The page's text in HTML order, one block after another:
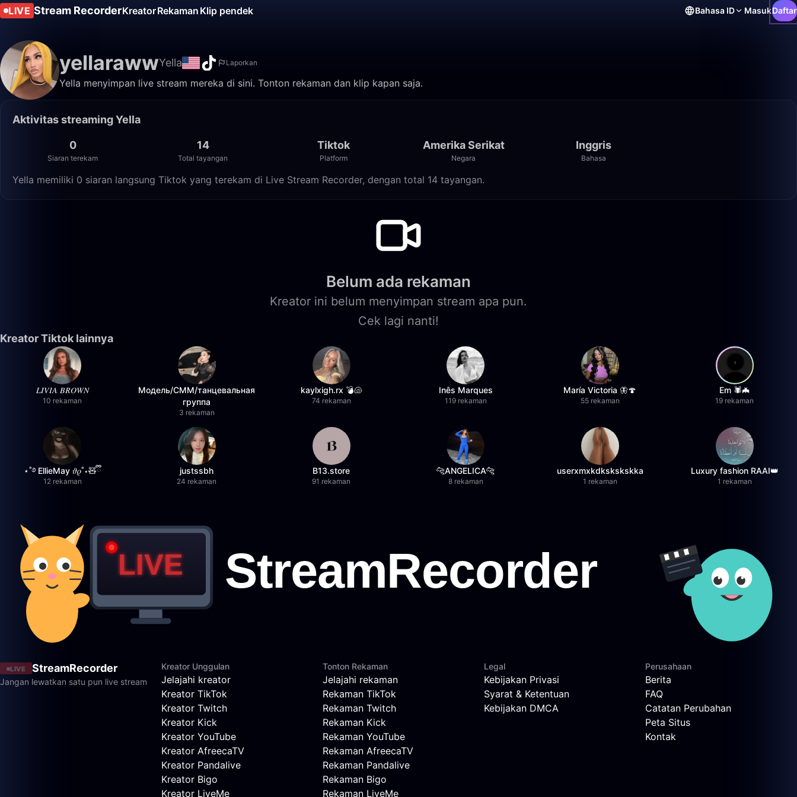
LIVE Stream RecorderKreatorRekaman Klip pendek Bahasa ID MasukDaftar
yellarawwYella Laporkan
Yella menyimpan live stream mereka di sini. Tonton rekaman dan klip kapan saja.
Aktivitas streaming Yella
0
Siaran terekam
14
Total tayangan
Tiktok
Platform
Amerika Serikat
Negara
Inggris
Bahasa
Yella memiliki 0 siaran langsung Tiktok yang terekam di Live Stream Recorder, dengan total 14 tayangan.
Belum ada rekaman
Kreator ini belum menyimpan stream apa pun.
Cek lagi nanti!
Kreator Tiktok lainnya
𝐿𝐼𝑉𝐼𝐴 𝐵𝑅𝑂𝑊𝑁
10 rekaman
Модель/СММ/танцевальная
группа
3 rekaman
kaylxigh.rx 💣🐚
74 rekaman
Inês Marques
119 rekaman
María Victoria 🦋🍄
55 rekaman
Em 🕷️🦇
19 rekaman
⋆˚࿔ EllieMay 𝜗𝜚˚⋆🧸ྀི
12 rekaman
justssbh
24 rekaman
B13.store
91 rekaman
🐆ANGELICA🐆
8 rekaman
userxmxkdkskskskka
1 rekaman
Luxury fashion RAAI👑
1 rekaman
LIVE StreamRecorder
Jangan lewatkan satu pun live stream
Kreator Unggulan
Jelajahi kreator
Kreator TikTok
Kreator Twitch
Kreator Kick
Kreator YouTube
Kreator AfreecaTV
Kreator Pandalive
Kreator Bigo
Kreator LiveMe
Tonton Rekaman
Jelajahi rekaman
Rekaman TikTok
Rekaman Twitch
Rekaman Kick
Rekaman YouTube
Rekaman AfreecaTV
Rekaman Pandalive
Rekaman Bigo
Rekaman LiveMe
Legal
Kebijakan Privasi
Syarat & Ketentuan
Kebijakan DMCA
Perusahaan
Berita
FAQ
Catatan Perubahan
Peta Situs
Kontak